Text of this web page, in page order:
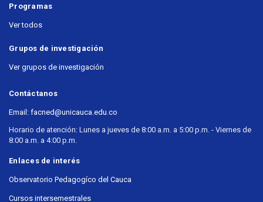
Programas
Ver todos
Grupos de investigación
Ver grupos de investigación
Contáctanos
Email: facned@unicauca.edu.co
Horario de atención: Lunes a jueves de 8:00 a.m. a 5:00 p.m. - Viernes de
8:00 a.m. a 4:00 p.m.
Enlaces de interés
Observatorio Pedagogíco del Cauca
Cursos intersemestrales